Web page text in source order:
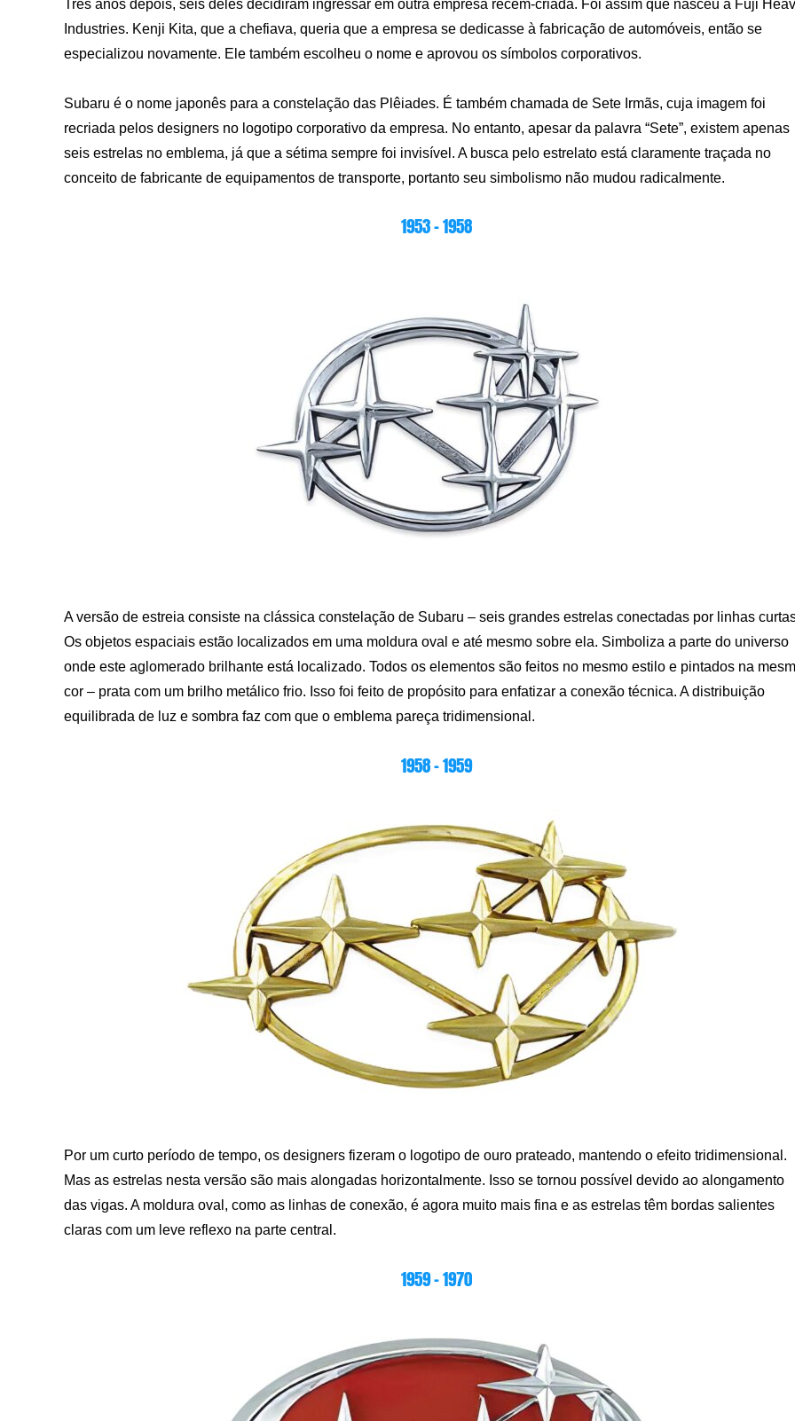
Três anos depois, seis deles decidiram ingressar em outra empresa recém-criada. Foi assim que nasceu a Fuji
Industries. Kenji Kita, que a chefiava, queria que a empresa se dedicasse à fabricação de automóveis, então se
especializou novamente. Ele também escolheu o nome e aprovou os símbolos corporativos.
Subaru é o nome japonês para a constelação das Plêiades. É também chamada de Sete Irmãs, cuja imagem foi
recriada pelos designers no logotipo corporativo da empresa. No entanto, apesar da palavra “Sete”, existem apenas
seis estrelas no emblema, já que a sétima sempre foi invisível. A busca pelo estrelato está claramente traçada no
conceito de fabricante de equipamentos de transporte, portanto seu simbolismo não mudou radicalmente.
1953 – 1958
A versão de estreia consiste na clássica constelação de Subaru – seis grandes estrelas conectadas por linhas
Os objetos espaciais estão localizados em uma moldura oval e até mesmo sobre ela. Simboliza a parte do universo
onde este aglomerado brilhante está localizado. Todos os elementos são feitos no mesmo estilo e pintados na
cor – prata com um brilho metálico frio. Isso foi feito de propósito para enfatizar a conexão técnica. A distribuição
equilibrada de luz e sombra faz com que o emblema pareça tridimensional.
1958 – 1959
Por um curto período de tempo, os designers fizeram o logotipo de ouro prateado, mantendo o efeito tridimensional.
Mas as estrelas nesta versão são mais alongadas horizontalmente. Isso se tornou possível devido ao alongamento
das vigas. A moldura oval, como as linhas de conexão, é agora muito mais fina e as estrelas têm bordas salientes
claras com um leve reflexo na parte central.
1959 – 1970